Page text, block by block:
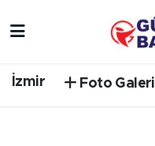
İzmir Foto Galeri